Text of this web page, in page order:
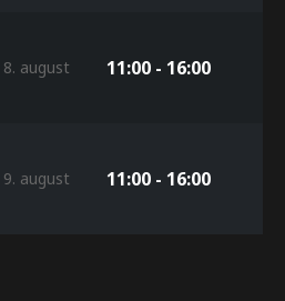
8. august 11:00 - 16:00
9. august 11:00 - 16:00